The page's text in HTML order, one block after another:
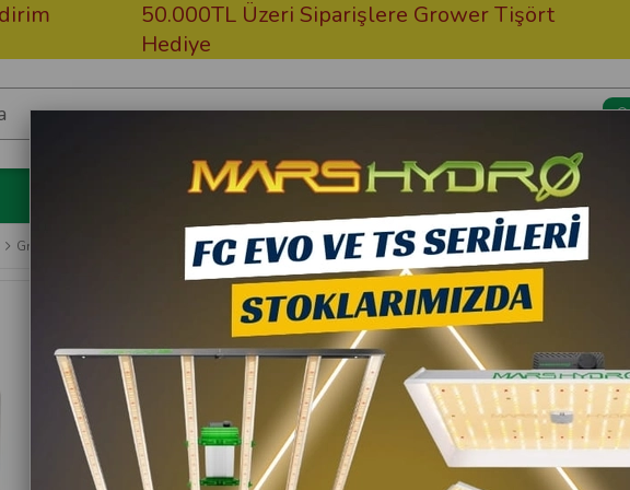
50.000TL Üzeri Siparişlere Grower Tişört
Hediye
Kargom Nerede? Bitki Besin
Grow Wizard Timer Box 12X600W
Grow Wizard
Grow Wizard Timer
10
12.905,00 TL
11.614,50 TL